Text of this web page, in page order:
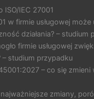
ISO/IEC 27001
w firmie usługowej
działania? – studium
firmie usługowej
studium przypadku
– co się zmieni
zmiany,